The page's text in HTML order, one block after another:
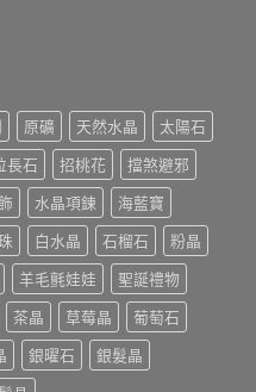
原礦 天然水晶
太陽石
長石 招桃花
擋煞避邪
水晶項鍊
海藍寶
白水晶 石榴石
粉晶
羊毛氈娃娃
聖誕禮物
茶晶 草莓晶
葡萄石
銀曜石
銀髮晶